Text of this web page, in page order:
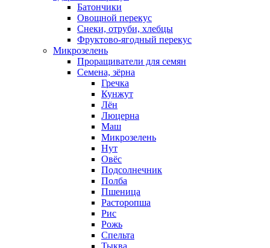
Батончики
Овощной перекус
Снеки, отруби, хлебцы
Фруктово-ягодный перекус
Микрозелень
Проращиватели для семян
Семена, зёрна
Гречка
Кунжут
Лён
Люцерна
Маш
Микрозелень
Нут
Овёс
Подсолнечник
Полба
Пшеница
Расторопша
Рис
Рожь
Спельта
Тыква